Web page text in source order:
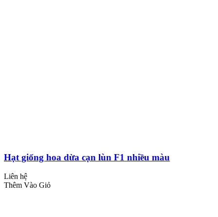
Hạt giống hoa dừa cạn lùn F1 nhiều màu
Liên hệ
Thêm Vào Giỏ